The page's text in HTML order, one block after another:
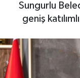
Sungurlu
geniş
Alaca
Boğazkale
Trafik
Tüm